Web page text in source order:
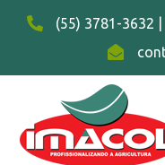
(55) 3781-3632